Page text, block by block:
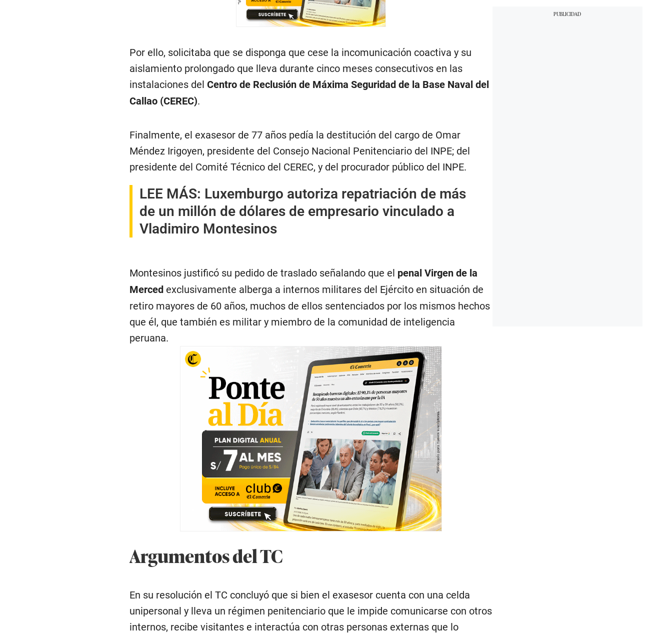
Por ello, solicitaba que se disponga que cese la incomunicación coactiva y su
aislamiento prolongado que lleva durante cinco meses consecutivos en las
instalaciones del Centro de Reclusión de Máxima Seguridad de la Base Naval del
Callao (CEREC).
Finalmente, el exasesor de 77 años pedía la destitución del cargo de Omar
Méndez Irigoyen, presidente del Consejo Nacional Penitenciario del INPE; del
presidente del Comité Técnico del CEREC, y del procurador público del INPE.
LEE MÁS: Luxemburgo autoriza repatriación de más
de un millón de dólares de empresario vinculado a
Vladimiro Montesinos
Montesinos justificó su pedido de traslado señalando que el penal Virgen de la
Mercedexclusivamente alberga a internos militares del Ejército en situación de
retiro mayores de 60 años, muchos de ellos sentenciados por los mismos hechos
que él, que también es militar y miembro de la comunidad de inteligencia
peruana.
Argumentos del TC
En su resolución el TC concluyó que si bien el exasesor cuenta con una celda
unipersonal y lleva un régimen penitenciario que le impide comunicarse con otros
internos, recibe visitantes e interactúa con otras personas externas que lo